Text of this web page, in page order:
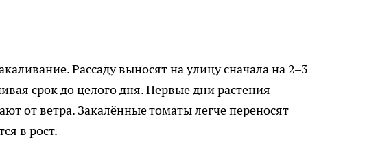
Рассаду выносят на улицу сначала на 2–3
срок до целого дня. Первые дни растения
от ветра. Закалённые томаты легче переносят
в рост.